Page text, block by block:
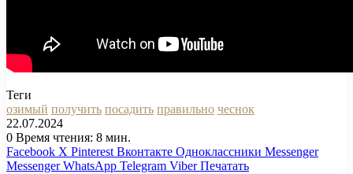
Теги
озимый получить посадить правильно чеснок
22.07.2024
0 Время чтения: 8 мин.
Facebook X Pinterest Вконтакте Одноклассники Messenger
Messenger WhatsApp Telegram Viber Печатать